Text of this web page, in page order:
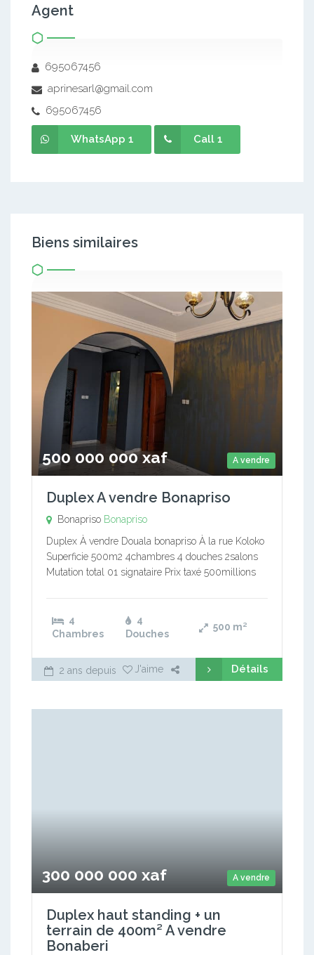
Agent
695067456
aprinesarl@gmail.com
695067456
WhatsApp 1 Call 1
Biens similaires
A vendre
500 000 000 xaf
Duplex A vendre Bonapriso
Bonapriso Bonapriso
Duplex À vendre Douala bonapriso À la rue Koloko
Superficie 500m2 4chambres 4 douches 2salons
Mutation total 01 signataire Prix taxé 500millions
4
Chambres
4
Douches
500 m²
2 ans depuis J'aime Détails
A vendre
300 000 000 xaf
Duplex haut standing + un
terrain de 400m² A vendre
Bonaberi